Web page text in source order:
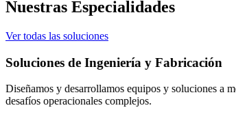
Nuestras Especialidades
Ver todas las soluciones
Soluciones de Ingeniería y Fabricación
Diseñamos y desarrollamos equipos y soluciones a
desafíos operacionales complejos.